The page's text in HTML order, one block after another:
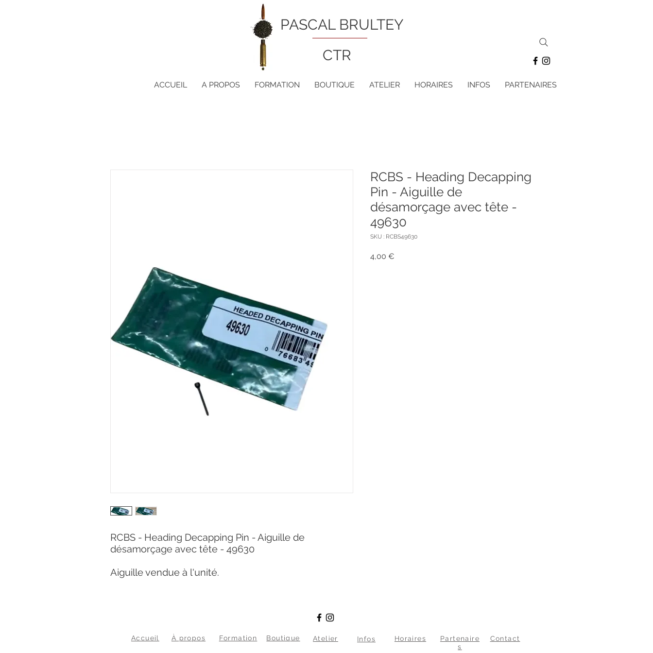
PASCAL BRULTEY
CTR
ACCUEIL A PROPOS FORMATION BOUTIQUE ATELIER HORAIRES INFOS PARTENAIRES
RCBS - Heading Decapping Pin - Aiguille de
désamorçage avec tête - 49630
Aiguille vendue à l'unité.
RCBS - Heading Decapping
Pin - Aiguille de
désamorçage avec tête -
49630
SKU : RCBS49630
4,00 €
Accueil À propos Formation Boutique Atelier Infos Horaires
Partenaire
s
Contact